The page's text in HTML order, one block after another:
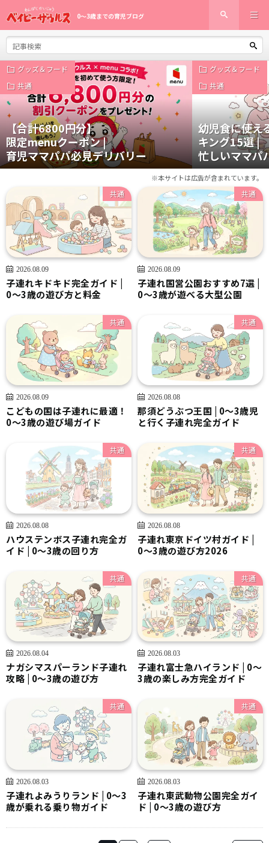
0〜3歳までの育児ブログ
グッズ＆フード
共通
【合計6800円分】
限定menuクーポン |
育児ママパパ必見デリバリー
グッズ＆フード
共通
幼児食に使え
キング15選 |
忙しいママパ
※本サイトは広告が含まれています。
共通
2026.08.09
子連れキドキド完全ガイド |
0〜3歳の遊び方と料金
共通
2026.08.09
子連れ国営公園おすすめ7選 |
0〜3歳が遊べる大型公園
共通
2026.08.09
こどもの国は子連れに最適！
0〜3歳の遊び場ガイド
共通
2026.08.08
那須どうぶつ王国 | 0〜3歳児
と行く子連れ完全ガイド
共通
2026.08.08
ハウステンボス子連れ完全ガ
イド | 0〜3歳の回り方
共通
2026.08.08
子連れ東京ドイツ村ガイド |
0〜3歳の遊び方2026
共通
2026.08.04
ナガシマスパーランド子連れ
攻略 | 0〜3歳の遊び方
共通
2026.08.03
子連れ富士急ハイランド | 0〜
3歳の楽しみ方完全ガイド
共通
2026.08.03
子連れよみうりランド | 0〜3
歳が乗れる乗り物ガイド
共通
2026.08.03
子連れ東武動物公園完全ガイ
ド | 0〜3歳の遊び方